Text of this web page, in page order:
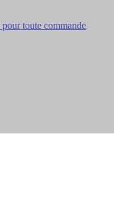
pour toute commande